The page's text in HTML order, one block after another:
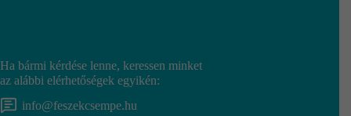
Ha bármi kérdése lenne, keressen minket
az alábbi elérhetőségek egyikén:
info@feszekcsempe.hu